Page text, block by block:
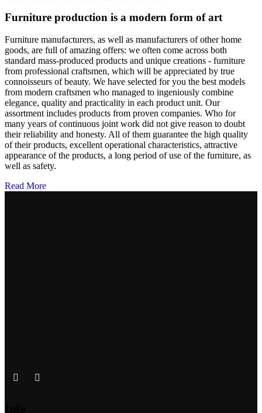
Furniture production is a modern form of art
Furniture manufacturers, as well as manufacturers of other home
goods, are full of amazing offers: we often come across both
standard mass-produced products and unique creations - furniture
from professional craftsmen, which will be appreciated by true
connoisseurs of beauty. We have selected for you the best models
from modern craftsmen who managed to ingeniously combine
elegance, quality and practicality in each product unit. Our
assortment includes products from proven companies. Who for
many years of continuous joint work did not give reason to doubt
their reliability and honesty. All of them guarantee the high quality
of their products, excellent operational characteristics, attractive
appearance of the products, a long period of use of the furniture, as
well as safety.
Read More